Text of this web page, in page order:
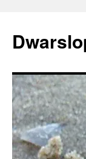
springen